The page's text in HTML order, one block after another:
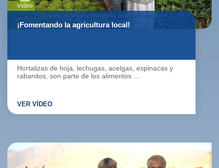
Vídeo
¡Fomentando la agricultura local!
Hortalizas de hoja, lechugas, acelgas, espinacas y
rabanitos, son parte de los alimentos ...
VER VÍDEO